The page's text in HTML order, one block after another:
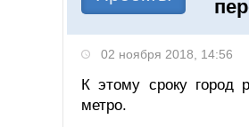
02 ноября 2018, 14:56
К этому сроку город
метро.